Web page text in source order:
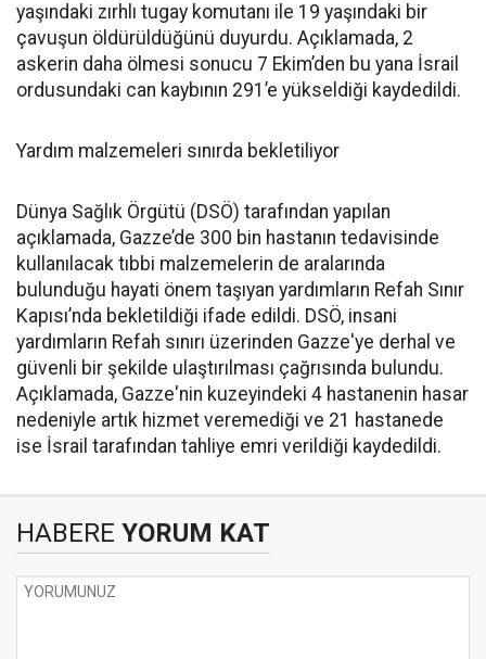
yaşındaki zırhlı tugay komutanı ile 19 yaşındaki bir
çavuşun öldürüldüğünü duyurdu. Açıklamada, 2
askerin daha ölmesi sonucu 7 Ekim’den bu yana İsrail
ordusundaki can kaybının 291’e yükseldiği kaydedildi.
Yardım malzemeleri sınırda bekletiliyor
Dünya Sağlık Örgütü (DSÖ) tarafından yapılan
açıklamada, Gazze’de 300 bin hastanın tedavisinde
kullanılacak tıbbi malzemelerin de aralarında
bulunduğu hayati önem taşıyan yardımların Refah Sınır
Kapısı’nda bekletildiği ifade edildi. DSÖ, insani
yardımların Refah sınırı üzerinden Gazze'ye derhal ve
güvenli bir şekilde ulaştırılması çağrısında bulundu.
Açıklamada, Gazze'nin kuzeyindeki 4 hastanenin hasar
nedeniyle artık hizmet veremediği ve 21 hastanede
ise İsrail tarafından tahliye emri verildiği kaydedildi.
HABERE YORUM KAT